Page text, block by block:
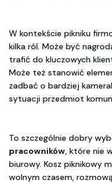
W kontekście pikniku
kilka ról. Może być
trafić do kluczowych
Może też stanowić
zadbać o bardziej
sytuacji przedmiot
To szczególnie dobry
pracowników, które nie
biurowy. Kosz piknikowy
wolnym czasem,